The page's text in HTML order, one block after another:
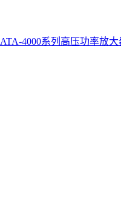
ATA-4000系列高压功率放大